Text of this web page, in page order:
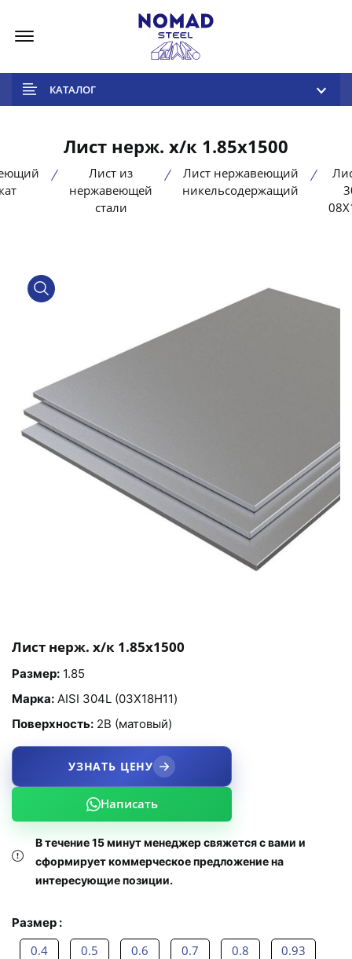
КАТАЛОГ
Лист нерж. х/к 1.85х1500
Лист из
нержавеющей
стали
Лист нержавеющий
никельсодержащий
product view
Лист нерж. х/к 1.85х1500
Размер: 1.85
Марка: AISI 304L (03Х18Н11)
Поверхность: 2B (матовый)
УЗНАТЬ ЦЕНУ
Написать
В течение 15 минут менеджер свяжется с вами и
сформирует коммерческое предложение на
интересующие позиции.
Размер :
0.4 0.5 0.6 0.7 0.8 0.93